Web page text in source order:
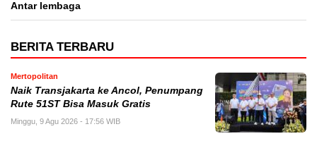
Antar lembaga
BERITA TERBARU
Mertopolitan
Naik Transjakarta ke Ancol, Penumpang
Rute 51ST Bisa Masuk Gratis
Minggu, 9 Agu 2026 - 17:56 WIB